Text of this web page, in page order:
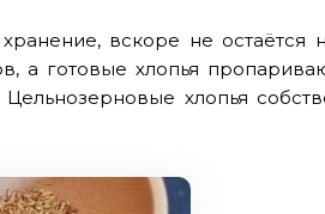
вскоре не остаётся
а готовые хлопья
хлопья